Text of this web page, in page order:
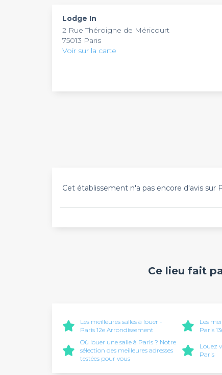
meilleurs hôtels parisiens
Lodge In
2 Rue Théroigne de Méricourt
75013 Paris
Voir sur la carte
Cet établissement n'a pas encore d'avis sur
Ce lieu fait
Les meilleures salles à louer -
Paris 12e Arrondissement
Les
Paris
Où louer une salle à Paris ? Notre
sélection des meilleures adresses
testées pour vous
Louez
Paris